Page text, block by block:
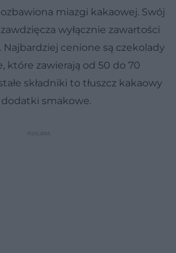
miazgi kakaowej. Swój
wyłącznie zawartości
Najbardziej cenione są czekolady
które zawierają od 50 do 70
składniki to tłuszcz kakaowy
smakowe.